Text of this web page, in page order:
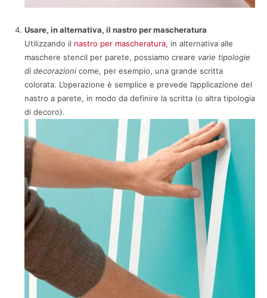
Usare, in alternativa, il nastro per mascheratura
Utilizzando il nastro per mascheratura, in alternativa alle
maschere stencil per parete, possiamo creare varie tipologie
di decorazioni come, per esempio, una grande scritta
colorata. L’operazione è semplice e prevede l’applicazione del
nastro a parete, in modo da definire la scritta (o altra tipologia
di decoro).